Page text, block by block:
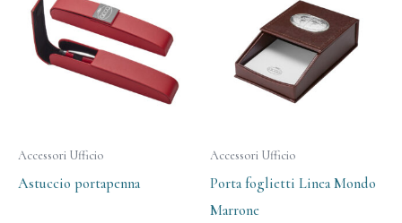
Accessori Ufficio
Astuccio portapenna
Accessori Ufficio
Porta foglietti Linea Mondo
Marrone